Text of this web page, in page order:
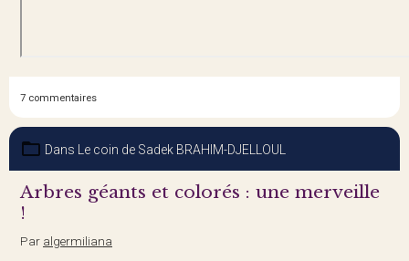
7 commentaires
Dans Le coin de Sadek BRAHIM-DJELLOUL
Arbres géants et colorés : une merveille‏
!
Par algermiliana